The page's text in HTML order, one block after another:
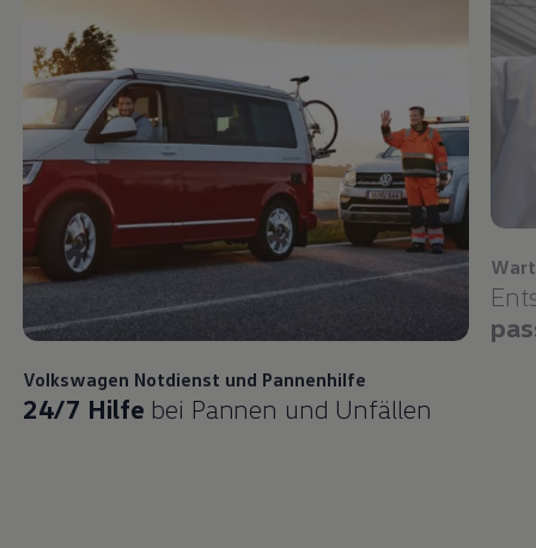
Volkswagen Notdienst und Pannenhilfe
24/7 Hilfe bei Pannen und Unfällen